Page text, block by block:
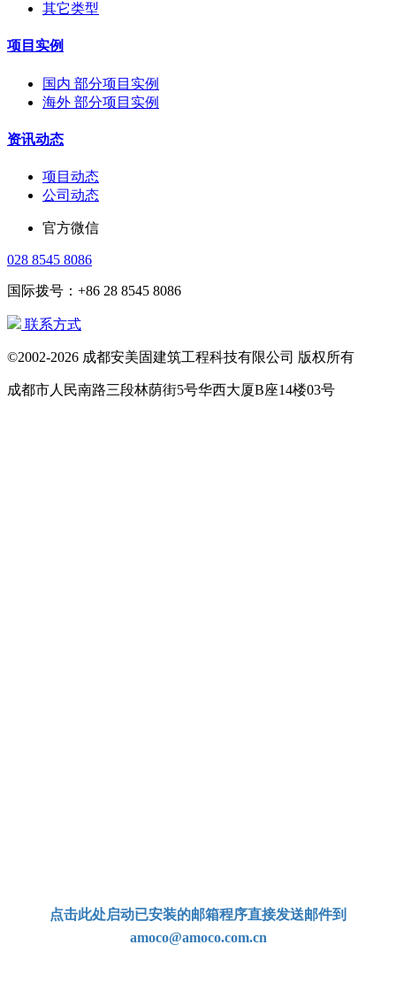
其它类型
项目实例
国内 部分项目实例
海外 部分项目实例
资讯动态
项目动态
公司动态
官方微信
028 8545 8086
国际拨号：+86 28 8545 8086
联系方式
©2002-2026 成都安美固建筑工程科技有限公司 版权所有
成都市人民南路三段林荫街5号华西大厦B座14楼03号
点击此处启动已安装的邮箱程序直接发送邮件到
amoco@amoco.com.cn